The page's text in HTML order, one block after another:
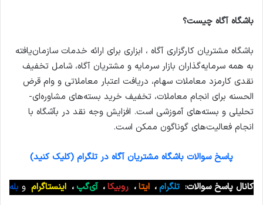
باشگاه آگاه چیست؟
باشگاه مشتریان کارگزاری آگاه ، ابزاری برای ارائه خدمات سازمان‌یافته
به همه سرمایه‌گذاران بازار سرمایه و مشتریان آگاه، شامل تخفیف
نقدی کارمزد معاملات سهام، دریافت اعتبار معاملاتی و وام قرض
الحسنه برای انجام معاملات، تخفیف خرید بسته‌های مشاوره‌ای-
تحلیلی و بسته‌های آموزشی است. افزایش وجه نقد در بآشگاه با
انجام فعالیت‌های گوناگون ممکن است.
پاسخ سوالات باشگاه مشتریان آگاه در تلگرام (کلیک کنید)
کانال پاسخ سوالات: تلگرام، ایتا، روبیکا، آی‌گپ، اینستاگرام و بله